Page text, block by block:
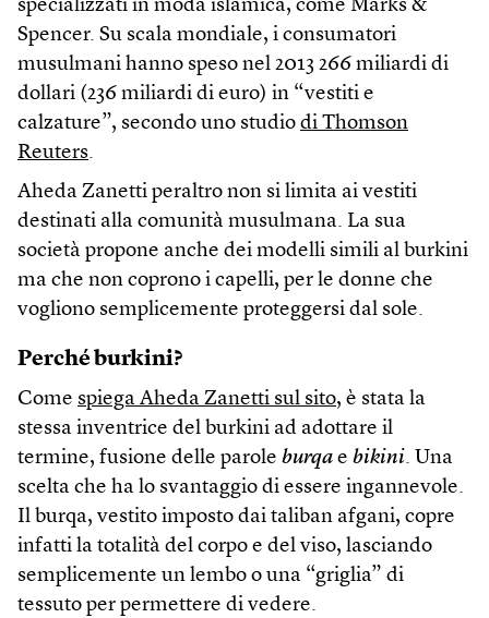
specializzati in moda islamica, come Marks &
Spencer. Su scala mondiale, i consumatori
musulmani hanno speso nel 2013 266 miliardi di
dollari (236 miliardi di euro) in “vestiti e
calzature”, secondo uno studio di Thomson
Reuters.
Aheda Zanetti peraltro non si limita ai vestiti
destinati alla comunità musulmana. La sua
società propone anche dei modelli simili al burkini
ma che non coprono i capelli, per le donne che
vogliono semplicemente proteggersi dal sole.
Perché burkini?
Come spiega Aheda Zanetti sul sito, è stata la
stessa inventrice del burkini ad adottare il
termine, fusione delle parole burqa e bikini. Una
scelta che ha lo svantaggio di essere ingannevole.
Il burqa, vestito imposto dai taliban afgani, copre
infatti la totalità del corpo e del viso, lasciando
semplicemente un lembo o una “griglia” di
tessuto per permettere di vedere.